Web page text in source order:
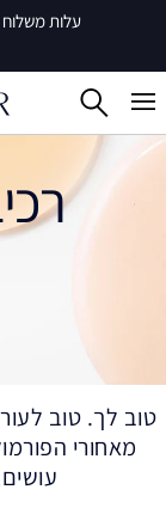
טוב לך. טוב
מאחורי